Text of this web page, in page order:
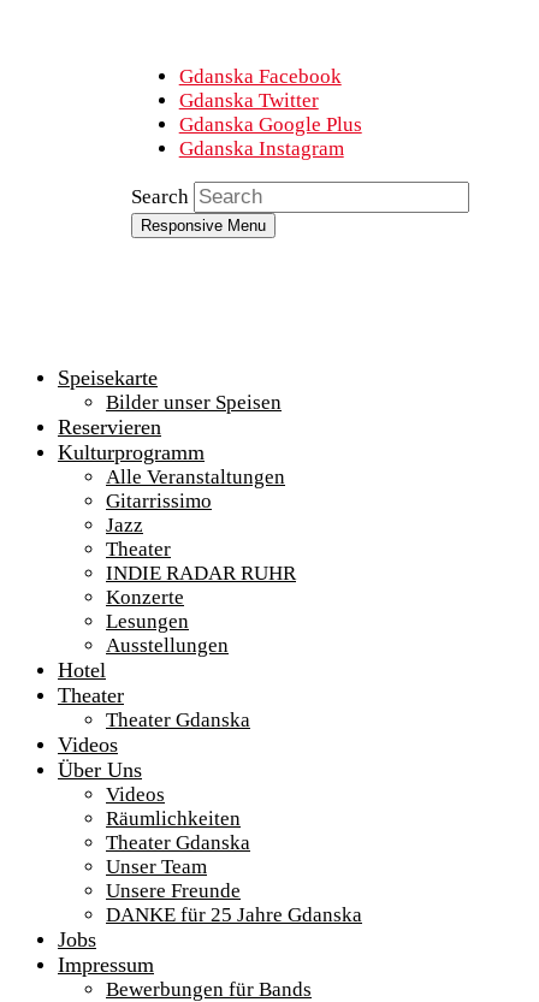
Gdanska Facebook
Gdanska Twitter
Gdanska Google Plus
Gdanska Instagram
Search
Responsive Menu
Speisekarte
Bilder unser Speisen
Reservieren
Kulturprogramm
Alle Veranstaltungen
Gitarrissimo
Jazz
Theater
INDIE RADAR RUHR
Konzerte
Lesungen
Ausstellungen
Hotel
Theater
Theater Gdanska
Videos
Über Uns
Videos
Räumlichkeiten
Theater Gdanska
Unser Team
Unsere Freunde
DANKE für 25 Jahre Gdanska
Jobs
Impressum
Bewerbungen für Bands